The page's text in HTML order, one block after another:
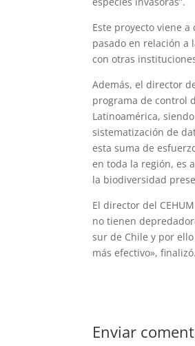
Este proyecto viene
pasado en relación a
con otras
Además, el director
programa de control
Latinoamérica,
sistematización de
esta suma de
en toda la región, es
la biodiversidad
El director del
no tienen
sur de Chile y por
más efectivo», finalizó.
Enviar